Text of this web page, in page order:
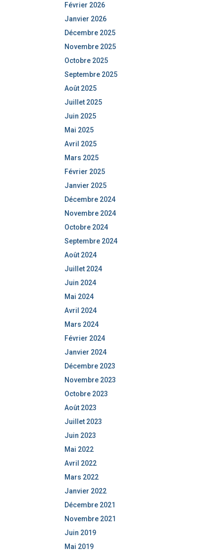
Février 2026
Janvier 2026
Décembre 2025
Novembre 2025
Octobre 2025
Septembre 2025
Août 2025
Juillet 2025
Juin 2025
Mai 2025
Avril 2025
Mars 2025
Février 2025
Janvier 2025
Décembre 2024
Novembre 2024
Octobre 2024
Septembre 2024
Août 2024
Juillet 2024
Juin 2024
Mai 2024
Avril 2024
Mars 2024
Février 2024
Janvier 2024
Décembre 2023
Novembre 2023
Octobre 2023
Août 2023
Juillet 2023
Juin 2023
Mai 2022
Avril 2022
Mars 2022
Janvier 2022
Décembre 2021
Novembre 2021
Juin 2019
Mai 2019